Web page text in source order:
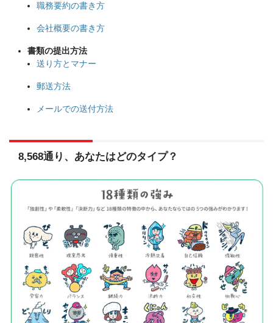
職務要約の書き方
会社概要の書き方
書類の提出方法
送り方とマナー
郵送方法
メールでの送付方法
8,568通り、あなたはどのタイプ？